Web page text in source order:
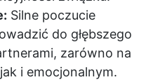
Silne poczucie
do głębszego
zarówno na
i emocjonalnym.